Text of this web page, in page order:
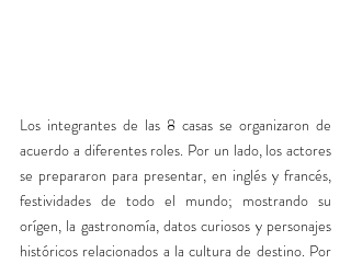
Los integrantes de las 8 casas se organizaron de
acuerdo a diferentes roles. Por un lado, los actores
se prepararon para presentar, en inglés y francés,
festividades de todo el mundo; mostrando su
orígen, la gastronomía, datos curiosos y personajes
históricos relacionados a la cultura de destino. Por